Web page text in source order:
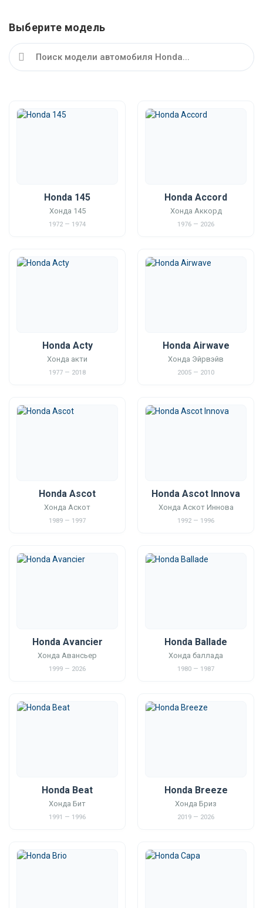
Выберите модель
Honda 145
Хонда 145
1972 — 1974
Honda Accord
Хонда Аккорд
1976 — 2026
Honda Acty
Хонда акти
1977 — 2018
Honda Airwave
Хонда Эйрвэйв
2005 — 2010
Honda Ascot
Хонда Аскот
1989 — 1997
Honda Ascot Innova
Хонда Аскот Иннова
1992 — 1996
Honda Avancier
Хонда Авансьер
1999 — 2026
Honda Ballade
Хонда баллада
1980 — 1987
Honda Beat
Хонда Бит
1991 — 1996
Honda Breeze
Хонда Бриз
2019 — 2026